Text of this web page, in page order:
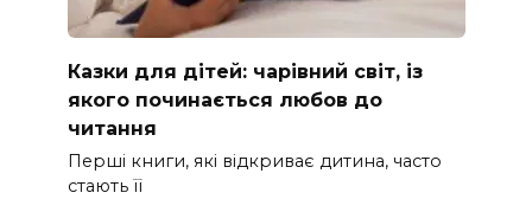
Казки для дітей: чарівний світ, із
якого починається любов до
читання
Перші книги, які відкриває дитина, часто
стають її